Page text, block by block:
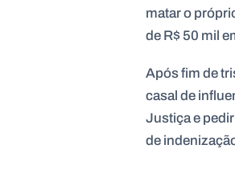
matar o
de R$ 50 mil
Após fim de
casal de
Justiça e
de